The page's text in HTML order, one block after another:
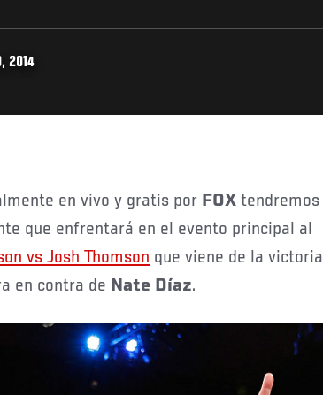
2014
en vivo y gratis por FOX tendremos
que enfrentará en el evento principal al
vs Josh Thomson que viene de la victoria
en contra de Nate Díaz.